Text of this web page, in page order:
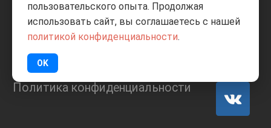
+7 8332205-805 ВВЕРХ
ИП Баранов А.С. 2026
Политика конфиденциальности
пользовательского опыта. Продолжая
использовать сайт, вы соглашаетесь с нашей
политикой конфиденциальности.
OK